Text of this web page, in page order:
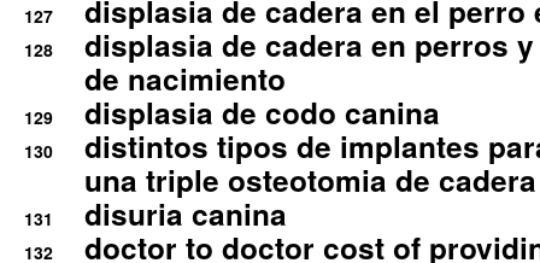
127 displasia de cadera en el perro
128
displasia de cadera en perros
de nacimiento
129 displasia de codo canina
130
distintos tipos de implantes
una triple osteotomia de cadera
131 disuria canina
132
doctor to doctor cost of